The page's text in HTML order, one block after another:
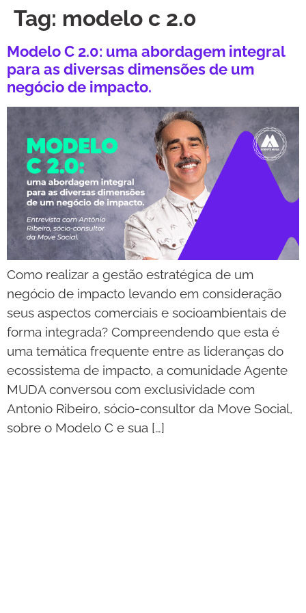
Tag: modelo c 2.0
Modelo C 2.0: uma abordagem integral
para as diversas dimensões de um
negócio de impacto.
Como realizar a gestão estratégica de um
negócio de impacto levando em consideração
seus aspectos comerciais e socioambientais de
forma integrada? Compreendendo que esta é
uma temática frequente entre as lideranças do
ecossistema de impacto, a comunidade Agente
MUDA conversou com exclusividade com
Antonio Ribeiro, sócio-consultor da Move Social,
sobre o Modelo C e sua […]